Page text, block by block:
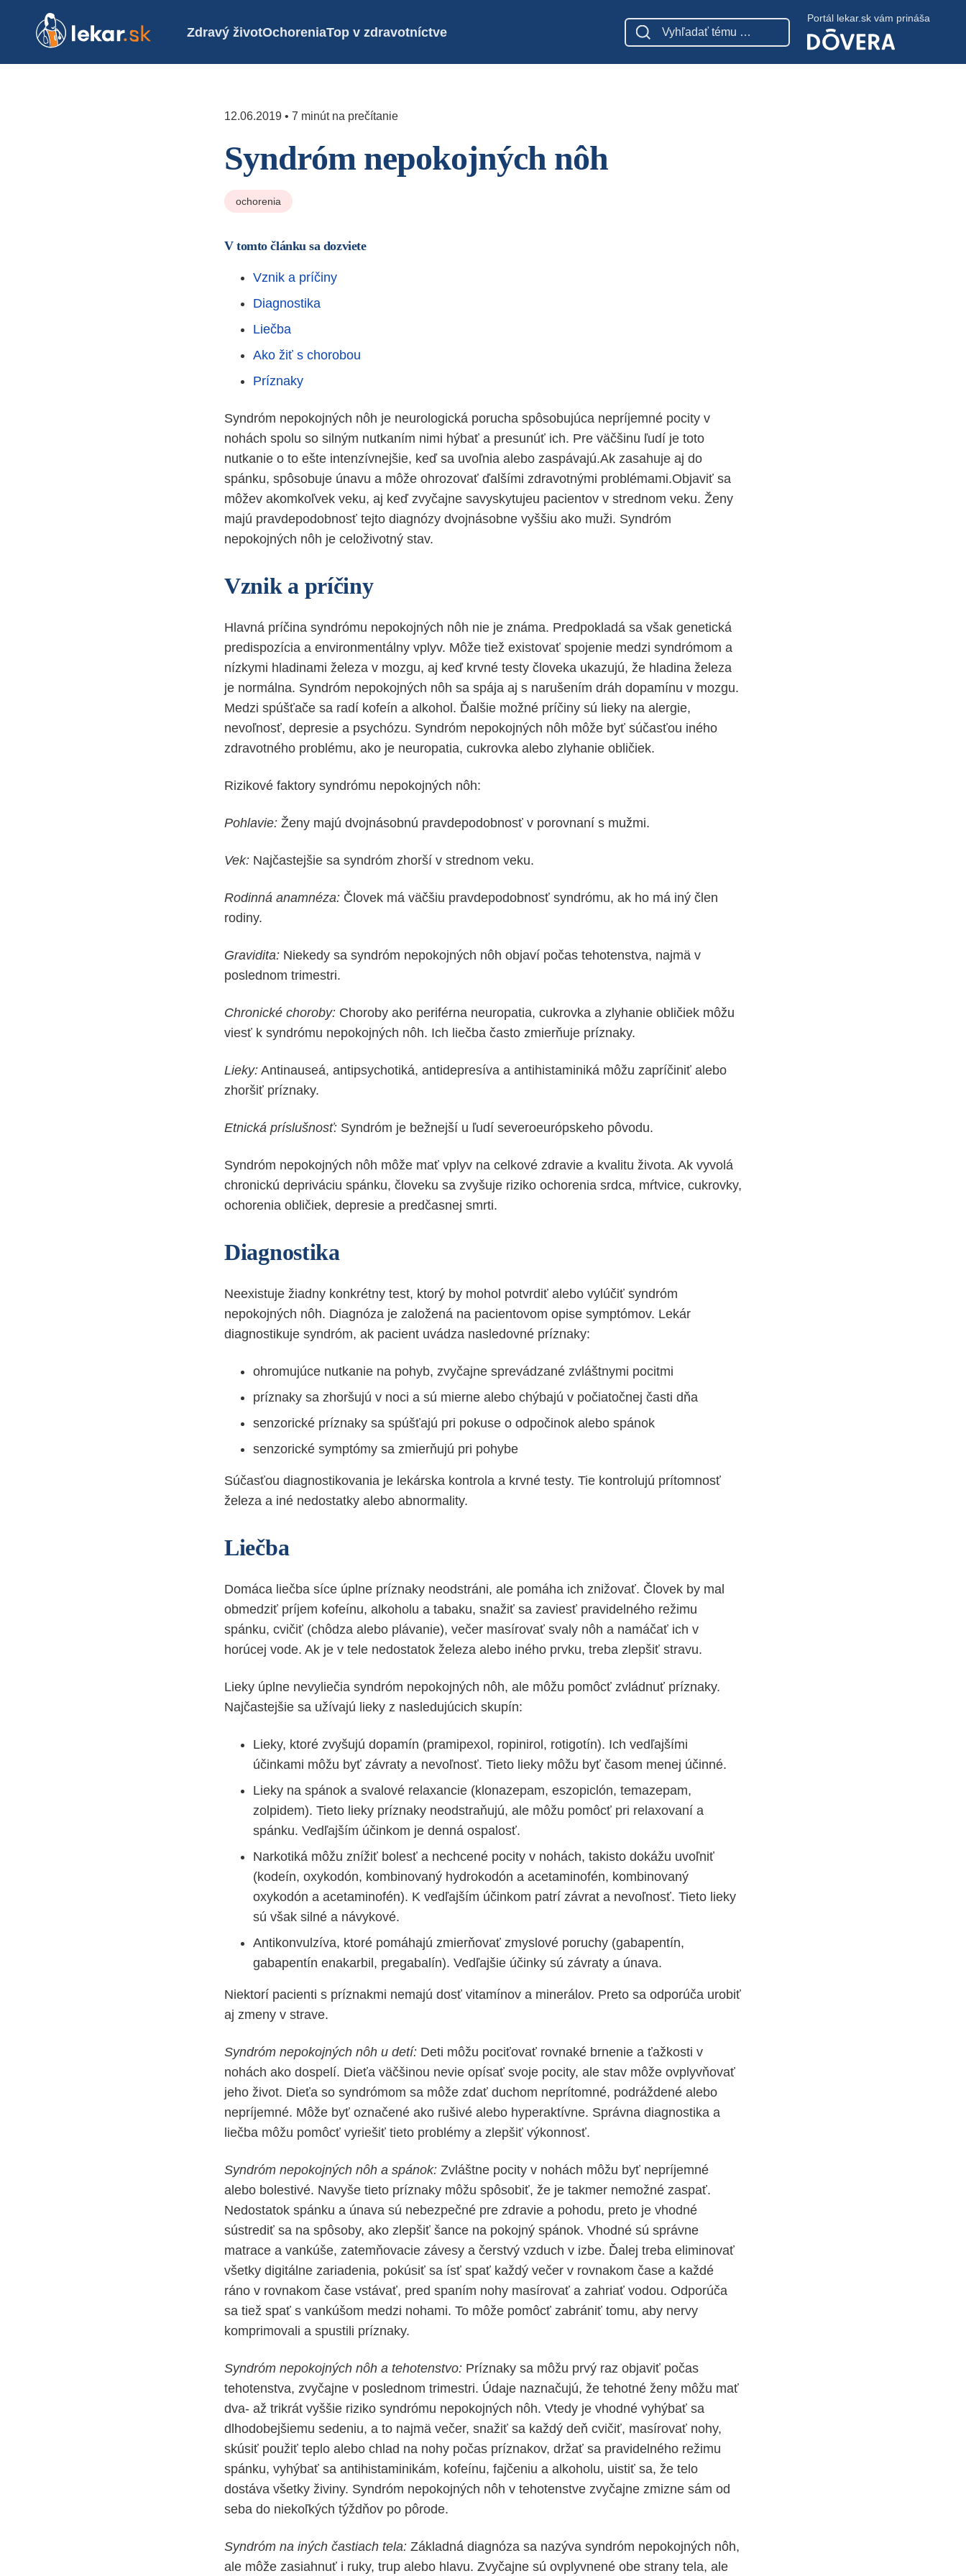
Zdravý životOchoreniaTop v zdravotníctve
Portál lekar.sk vám prináša
12.06.2019 • 7 minút na prečítanie
Syndróm nepokojných nôh
ochorenia
V tomto článku sa dozviete
Vznik a príčiny
Diagnostika
Liečba
Ako žiť s chorobou
Príznaky
Syndróm nepokojných nôh je neurologická porucha spôsobujúca nepríjemné pocity v
nohách spolu so silným nutkaním nimi hýbať a presunúť ich. Pre väčšinu ľudí je toto
nutkanie o to ešte intenzívnejšie, keď sa uvoľnia alebo zaspávajú.Ak zasahuje aj do
spánku, spôsobuje únavu a môže ohrozovať ďalšími zdravotnými problémami.Objaviť sa
môžev akomkoľvek veku, aj keď zvyčajne savyskytujeu pacientov v strednom veku. Ženy
majú pravdepodobnosť tejto diagnózy dvojnásobne vyššiu ako muži. Syndróm
nepokojných nôh je celoživotný stav.
Vznik a príčiny
Hlavná príčina syndrómu nepokojných nôh nie je známa. Predpokladá sa však genetická
predispozícia a environmentálny vplyv. Môže tiež existovať spojenie medzi syndrómom a
nízkymi hladinami železa v mozgu, aj keď krvné testy človeka ukazujú, že hladina železa
je normálna. Syndróm nepokojných nôh sa spája aj s narušením dráh dopamínu v mozgu.
Medzi spúšťače sa radí kofeín a alkohol. Ďalšie možné príčiny sú lieky na alergie,
nevoľnosť, depresie a psychózu. Syndróm nepokojných nôh môže byť súčasťou iného
zdravotného problému, ako je neuropatia, cukrovka alebo zlyhanie obličiek.
Rizikové faktory syndrómu nepokojných nôh:
Pohlavie: Ženy majú dvojnásobnú pravdepodobnosť v porovnaní s mužmi.
Vek: Najčastejšie sa syndróm zhorší v strednom veku.
Rodinná anamnéza: Človek má väčšiu pravdepodobnosť syndrómu, ak ho má iný člen
rodiny.
Gravidita: Niekedy sa syndróm nepokojných nôh objaví počas tehotenstva, najmä v
poslednom trimestri.
Chronické choroby: Choroby ako periférna neuropatia, cukrovka a zlyhanie obličiek môžu
viesť k syndrómu nepokojných nôh. Ich liečba často zmierňuje príznaky.
Lieky: Antinauseá, antipsychotiká, antidepresíva a antihistaminiká môžu zapríčiniť alebo
zhoršiť príznaky.
Etnická príslušnosť: Syndróm je bežnejší u ľudí severoeurópskeho pôvodu.
Syndróm nepokojných nôh môže mať vplyv na celkové zdravie a kvalitu života. Ak vyvolá
chronickú depriváciu spánku, človeku sa zvyšuje riziko ochorenia srdca, mŕtvice, cukrovky,
ochorenia obličiek, depresie a predčasnej smrti.
Diagnostika
Neexistuje žiadny konkrétny test, ktorý by mohol potvrdiť alebo vylúčiť syndróm
nepokojných nôh. Diagnóza je založená na pacientovom opise symptómov. Lekár
diagnostikuje syndróm, ak pacient uvádza nasledovné príznaky:
ohromujúce nutkanie na pohyb, zvyčajne sprevádzané zvláštnymi pocitmi
príznaky sa zhoršujú v noci a sú mierne alebo chýbajú v počiatočnej časti dňa
senzorické príznaky sa spúšťajú pri pokuse o odpočinok alebo spánok
senzorické symptómy sa zmierňujú pri pohybe
Súčasťou diagnostikovania je lekárska kontrola a krvné testy. Tie kontrolujú prítomnosť
železa a iné nedostatky alebo abnormality.
Liečba
Domáca liečba síce úplne príznaky neodstráni, ale pomáha ich znižovať. Človek by mal
obmedziť príjem kofeínu, alkoholu a tabaku, snažiť sa zaviesť pravidelného režimu
spánku, cvičiť (chôdza alebo plávanie), večer masírovať svaly nôh a namáčať ich v
horúcej vode. Ak je v tele nedostatok železa alebo iného prvku, treba zlepšiť stravu.
Lieky úplne nevyliečia syndróm nepokojných nôh, ale môžu pomôcť zvládnuť príznaky.
Najčastejšie sa užívajú lieky z nasledujúcich skupín:
Lieky, ktoré zvyšujú dopamín (pramipexol, ropinirol, rotigotín). Ich vedľajšími
účinkami môžu byť závraty a nevoľnosť. Tieto lieky môžu byť časom menej účinné.
Lieky na spánok a svalové relaxancie (klonazepam, eszopiclón, temazepam,
zolpidem). Tieto lieky príznaky neodstraňujú, ale môžu pomôcť pri relaxovaní a
spánku. Vedľajším účinkom je denná ospalosť.
Narkotiká môžu znížiť bolesť a nechcené pocity v nohách, takisto dokážu uvoľniť
(kodeín, oxykodón, kombinovaný hydrokodón a acetaminofén, kombinovaný
oxykodón a acetaminofén). K vedľajším účinkom patrí závrat a nevoľnosť. Tieto lieky
sú však silné a návykové.
Antikonvulzíva, ktoré pomáhajú zmierňovať zmyslové poruchy (gabapentín,
gabapentín enakarbil, pregabalín). Vedľajšie účinky sú závraty a únava.
Niektorí pacienti s príznakmi nemajú dosť vitamínov a minerálov. Preto sa odporúča urobiť
aj zmeny v strave.
Syndróm nepokojných nôh u detí: Deti môžu pociťovať rovnaké brnenie a ťažkosti v
nohách ako dospelí. Dieťa väčšinou nevie opísať svoje pocity, ale stav môže ovplyvňovať
jeho život. Dieťa so syndrómom sa môže zdať duchom neprítomné, podráždené alebo
nepríjemné. Môže byť označené ako rušivé alebo hyperaktívne. Správna diagnostika a
liečba môžu pomôcť vyriešiť tieto problémy a zlepšiť výkonnosť.
Syndróm nepokojných nôh a spánok: Zvláštne pocity v nohách môžu byť nepríjemné
alebo bolestivé. Navyše tieto príznaky môžu spôsobiť, že je takmer nemožné zaspať.
Nedostatok spánku a únava sú nebezpečné pre zdravie a pohodu, preto je vhodné
sústrediť sa na spôsoby, ako zlepšiť šance na pokojný spánok. Vhodné sú správne
matrace a vankúše, zatemňovacie závesy a čerstvý vzduch v izbe. Ďalej treba eliminovať
všetky digitálne zariadenia, pokúsiť sa ísť spať každý večer v rovnakom čase a každé
ráno v rovnakom čase vstávať, pred spaním nohy masírovať a zahriať vodou. Odporúča
sa tiež spať s vankúšom medzi nohami. To môže pomôcť zabrániť tomu, aby nervy
komprimovali a spustili príznaky.
Syndróm nepokojných nôh a tehotenstvo: Príznaky sa môžu prvý raz objaviť počas
tehotenstva, zvyčajne v poslednom trimestri. Údaje naznačujú, že tehotné ženy môžu mať
dva- až trikrát vyššie riziko syndrómu nepokojných nôh. Vtedy je vhodné vyhýbať sa
dlhodobejšiemu sedeniu, a to najmä večer, snažiť sa každý deň cvičiť, masírovať nohy,
skúsiť použiť teplo alebo chlad na nohy počas príznakov, držať sa pravidelného režimu
spánku, vyhýbať sa antihistaminikám, kofeínu, fajčeniu a alkoholu, uistiť sa, že telo
dostáva všetky živiny. Syndróm nepokojných nôh v tehotenstve zvyčajne zmizne sám od
seba do niekoľkých týždňov po pôrode.
Syndróm na iných častiach tela: Základná diagnóza sa nazýva syndróm nepokojných nôh,
ale môže zasiahnuť i ruky, trup alebo hlavu. Zvyčajne sú ovplyvnené obe strany tela, ale